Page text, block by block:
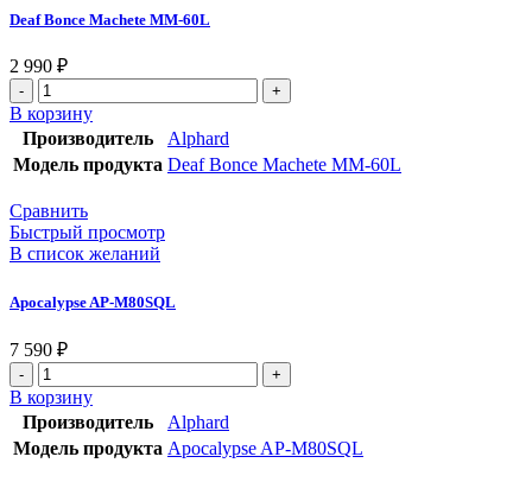
Deaf Bonce Machete MM-60L
2 990 ₽
В корзину
Производитель
Alphard
Модель продукта Deaf Bonce Machete MM-60L
Сравнить
Быстрый просмотр
В список желаний
Apocalypse AP-M80SQL
7 590 ₽
В корзину
Производитель
Alphard
Модель продукта Apocalypse AP-M80SQL